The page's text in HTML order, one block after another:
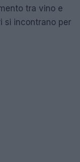
tra vino e
si incontrano per